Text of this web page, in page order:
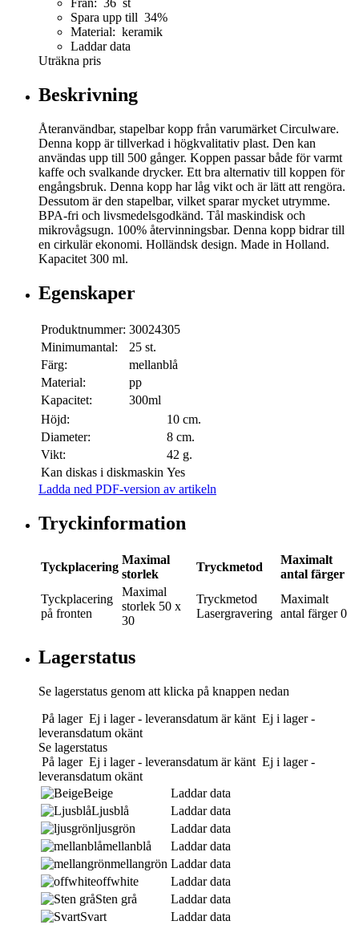
Från: 36 st
Spara upp till 34%
Material: keramik
Laddar data
Uträkna pris
Beskrivning
Återanvändbar, stapelbar kopp från varumärket Circulware.
Denna kopp är tillverkad i högkvalitativ plast. Den kan
användas upp till 500 gånger. Koppen passar både för varmt
kaffe och svalkande drycker. Ett bra alternativ till koppen för
engångsbruk. Denna kopp har låg vikt och är lätt att rengöra.
Dessutom är den stapelbar, vilket sparar mycket utrymme.
BPA-fri och livsmedelsgodkänd. Tål maskindisk och
mikrovågsugn. 100% återvinningsbar. Denna kopp bidrar till
en cirkulär ekonomi. Holländsk design. Made in Holland.
Kapacitet 300 ml.
Egenskaper
Produktnummer: 30024305
Minimumantal:
25 st.
Färg:
mellanblå
Material:
pp
Kapacitet:
300ml
Höjd:
10 cm.
Diameter:
8 cm.
Vikt:
42 g.
Kan diskas i diskmaskin Yes
Ladda ned PDF-version av artikeln
Tryckinformation
Tyckplacering
Maximal
storlek
Tryckmetod
Maximalt
antal färger
Tyckplacering
på fronten
Maximal
storlek 50 x
30
Tryckmetod
Lasergravering
Maximalt
antal färger 0
Lagerstatus
Se lagerstatus genom att klicka på knappen nedan
På lager Ej i lager - leveransdatum är känt Ej i lager -
leveransdatum okänt
Se lagerstatus
På lager Ej i lager - leveransdatum är känt Ej i lager -
leveransdatum okänt
Beige
Laddar data
Ljusblå
Laddar data
ljusgrön
Laddar data
mellanblå
Laddar data
mellangrön Laddar data
offwhite
Laddar data
Sten grå
Laddar data
Svart
Laddar data